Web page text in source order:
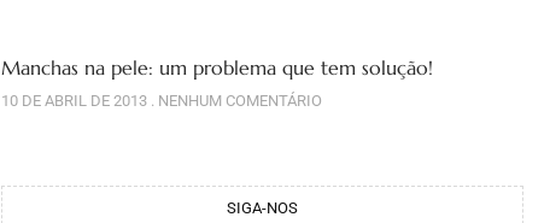
Manchas na pele: um problema que tem solução!
10 DE ABRIL DE 2013 NENHUM COMENTÁRIO
SIGA-NOS